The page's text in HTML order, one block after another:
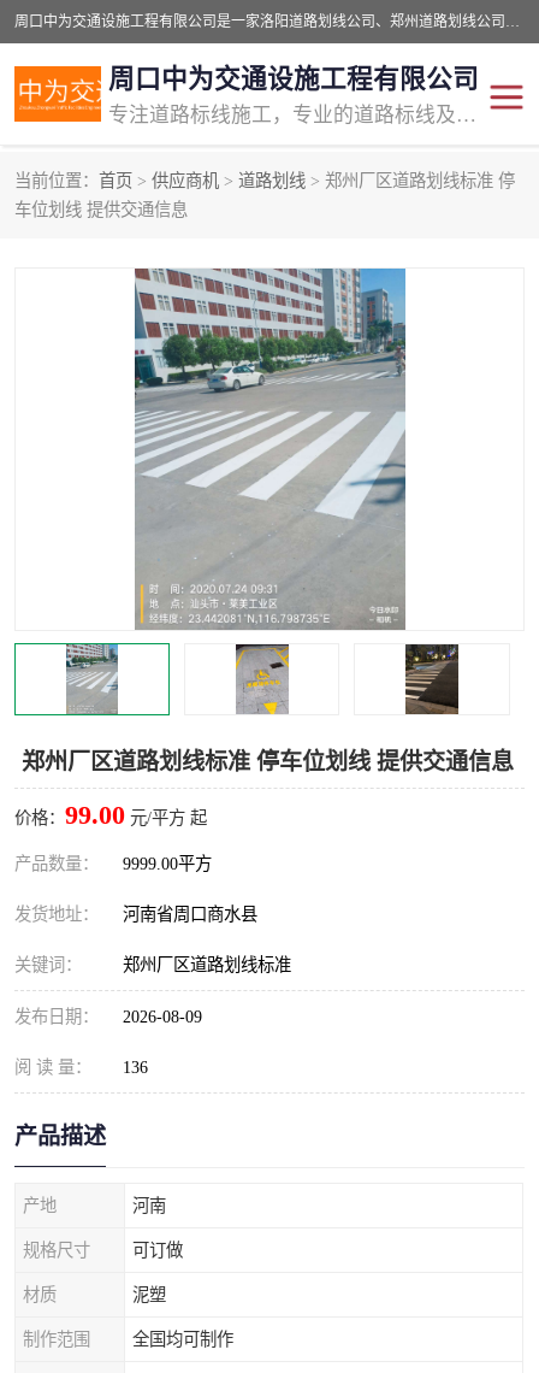
周口中为交通设施工程有限公司是一家洛阳道路划线公司、郑州道路划线公司、平顶山道路车位划线公司、开封车位划线公司、许昌道路车位划线公司、漯河道路车位划线公司，公司始终坚持“诚信、匠心、专注”的宗旨；我们的经营理念是：的服务。
周口中为交通设施工程有限公司
专注道路标线施工，专业的道路标线及交通设施施工服务商!
当前位置： 首页 > 供应商机 > 道路划线 > 郑州厂区道路划线标准 停
车位划线 提供交通信息
郑州厂区道路划线标准 停车位划线 提供交通信息
价格： 99.00 元/平方 起
产品数量： 9999.00平方
发货地址： 河南省周口商水县
关键词： 郑州厂区道路划线标准
发布日期： 2026-08-09
阅 读 量： 136
产品描述
产地 河南
规格尺寸 可订做
材质 泥塑
制作范围 全国均可制作
交通道路标线
道路标线划线 马路标线
道路划线